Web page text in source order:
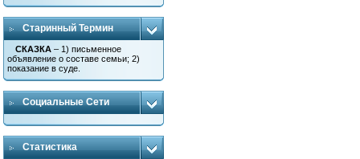
Старинный Термин
СКАЗКА – 1) письменное
объявление о составе семьи; 2)
показание в суде.
Социальные Сети
Статистика